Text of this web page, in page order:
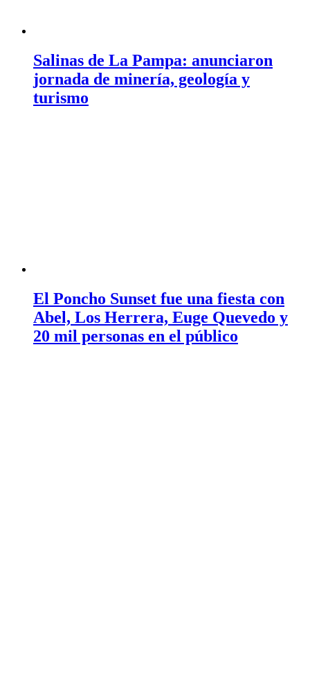
Salinas de La Pampa: anunciaron
jornada de minería, geología y
turismo
El Poncho Sunset fue una fiesta con
Abel, Los Herrera, Euge Quevedo y
20 mil personas en el público